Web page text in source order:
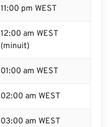
11:00 pm WEST
12:00 am WEST
(minuit)
01:00 am WEST
02:00 am WEST
03:00 am WEST